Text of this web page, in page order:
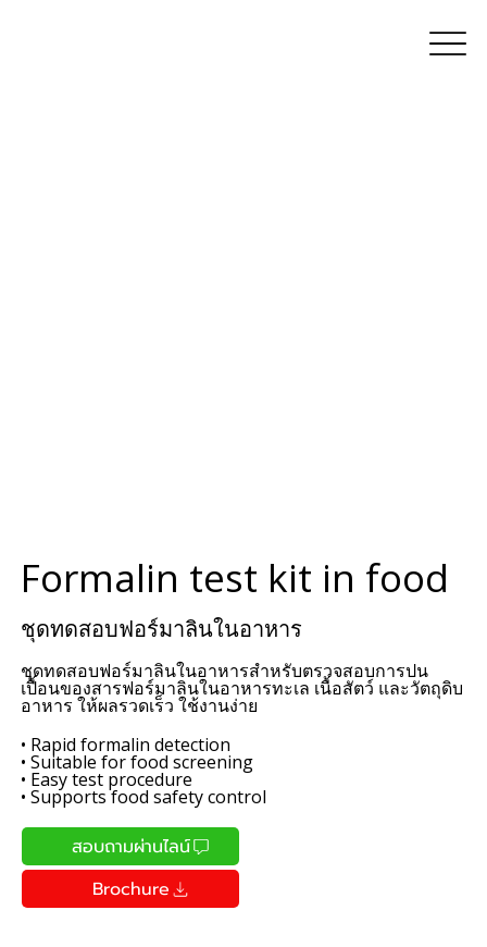
Formalin test kit in food
ชุดทดสอบฟอร์มาลินในอาหาร
ชุดทดสอบฟอร์มาลินในอาหารสำหรับตรวจสอบการปน
เปื้อนของสารฟอร์มาลินในอาหารทะเล เนื้อสัตว์ และวัตถุดิบ
อาหาร ให้ผลรวดเร็ว ใช้งานง่าย
• Rapid formalin detection
• Suitable for food screening
• Easy test procedure
• Supports food safety control
สอบถามผ่านไลน์
Brochure